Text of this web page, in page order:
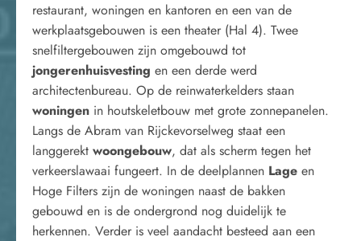
restaurant, woningen en kantoren en een van de
werkplaatsgebouwen is een theater (Hal 4). Twee
snelfiltergebouwen zijn omgebouwd tot
jongerenhuisvesting en een derde werd
architectenbureau. Op de reinwaterkelders staan
woningen in houtskeletbouw met grote zonnepanelen.
Langs de Abram van Rijckevorselweg staat een
langgerekt woongebouw, dat als scherm tegen het
verkeerslawaai fungeert. In de deelplannen Lage en
Hoge Filters zijn de woningen naast de bakken
gebouwd en is de ondergrond nog duidelijk te
herkennen. Verder is veel aandacht besteed aan een